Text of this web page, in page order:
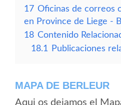
17 Oficinas de correos
en Province de Liege -
18 Contenido
18.1
Publicaciones
MAPA DE BERLEUR
Aqui os dejamos el